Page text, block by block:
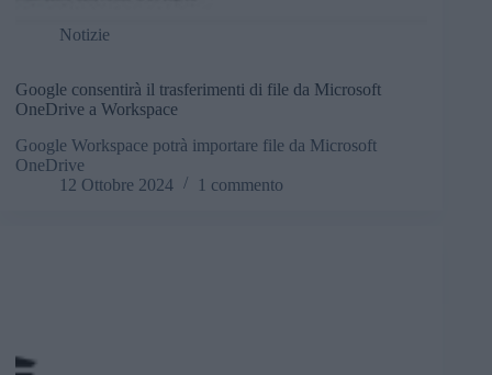
Notizie
Google consentirà il trasferimenti di file da Microsoft
OneDrive a Workspace
Google Workspace potrà importare file da Microsoft
OneDrive
12 Ottobre 2024
1 commento